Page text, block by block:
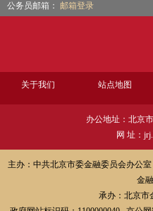
公务员邮箱： 邮箱登录
关于我们 站点地图
办公地址：北京
网 址：
主办：中共北京市委金融委员会办公
金
承办：北京市